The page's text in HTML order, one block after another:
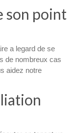
son point
a legard de se
de nombreux cas
aidez notre